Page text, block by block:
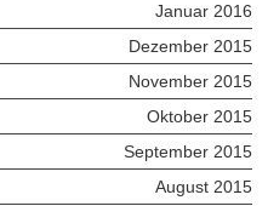
Januar 2016
Dezember 2015
November 2015
Oktober 2015
September 2015
August 2015